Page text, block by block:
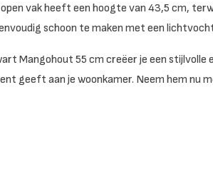
vak heeft een hoogte van 43,5 cm,
schoon te maken met een
Mangohout 55 cm creëer je een stijlvolle
geeft aan je woonkamer. Neem hem nu